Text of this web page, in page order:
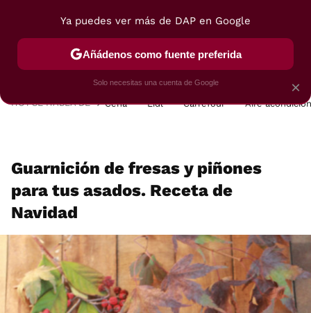
POSTRES VIAJES SELECCIÓN VEGUI
HOY SE HABLA DE Cena Lidl Carrefour Aire
Guarnición de fresas y piñones
para tus asados. Receta de
Navidad
×
Ya puedes ver más de DAP en Google
Añádenos como fuente preferida
Solo necesitas una cuenta de Google